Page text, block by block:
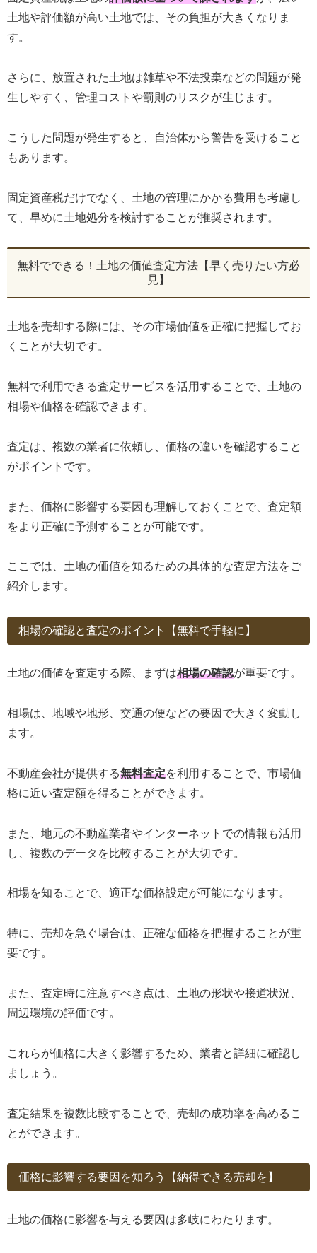
土地や評価額が高い土地では、その負担が大きくなりま
す。
さらに、放置された土地は雑草や不法投棄などの問題が発
生しやすく、管理コストや罰則のリスクが生じます。
こうした問題が発生すると、自治体から警告を受けること
もあります。
固定資産税だけでなく、土地の管理にかかる費用も考慮し
て、早めに土地処分を検討することが推奨されます。
無料でできる！土地の価値査定方法【早く売りたい方必
見】
土地を売却する際には、その市場価値を正確に把握してお
くことが大切です。
無料で利用できる査定サービスを活用することで、土地の
相場や価格を確認できます。
査定は、複数の業者に依頼し、価格の違いを確認すること
がポイントです。
また、価格に影響する要因も理解しておくことで、査定額
をより正確に予測することが可能です。
ここでは、土地の価値を知るための具体的な査定方法をご
紹介します。
相場の確認と査定のポイント【無料で手軽に】
土地の価値を査定する際、まずは相場の確認が重要です。
相場は、地域や地形、交通の便などの要因で大きく変動し
ます。
不動産会社が提供する無料査定を利用することで、市場価
格に近い査定額を得ることができます。
また、地元の不動産業者やインターネットでの情報も活用
し、複数のデータを比較することが大切です。
相場を知ることで、適正な価格設定が可能になります。
特に、売却を急ぐ場合は、正確な価格を把握することが重
要です。
また、査定時に注意すべき点は、土地の形状や接道状況、
周辺環境の評価です。
これらが価格に大きく影響するため、業者と詳細に確認し
ましょう。
査定結果を複数比較することで、売却の成功率を高めるこ
とができます。
価格に影響する要因を知ろう【納得できる売却を】
土地の価格に影響を与える要因は多岐にわたります。